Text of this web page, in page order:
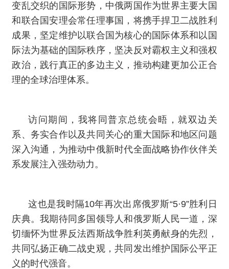
变乱交织的国际形势，中俄两国作为世界主要大国
和联合国安理会常任理事国，将携手捍卫二战胜利
成果，坚定维护以联合国为核心的国际体系和以国
际法为基础的国际秩序，坚决反对霸权主义和强权
政治，践行真正的多边主义，推动构建更加公正合
理的全球治理体系。
访问期间，我将同普京总统会晤，就双边关
系、务实合作以及共同关心的重大国际和地区问题
深入沟通，为推动中俄新时代全面战略协作伙伴关
系发展注入强劲动力。
这也是我时隔10年再次出席俄罗斯“5·9”胜利日
庆典。我期待同多国领导人和俄罗斯人民一道，深
切缅怀为世界反法西斯战争胜利英勇献身的先烈，
共同弘扬正确二战史观，共同发出维护国际公平正
义的时代强音。